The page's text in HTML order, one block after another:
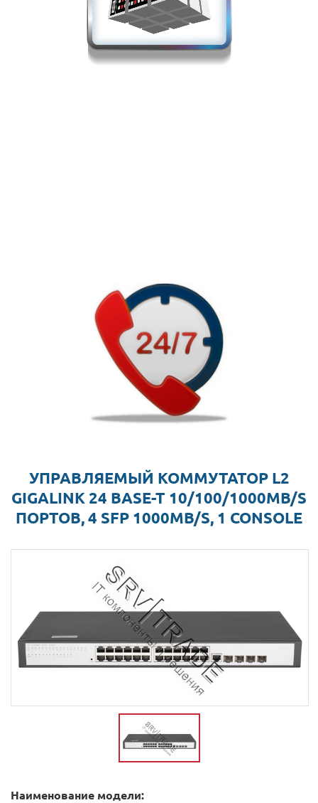
УПРАВЛЯЕМЫЙ КОММУТАТОР L2
GIGALINK 24 BASE-T 10/100/1000MB/S
ПОРТОВ, 4 SFP 1000MB/S, 1 CONSOLE
Наименование модели: